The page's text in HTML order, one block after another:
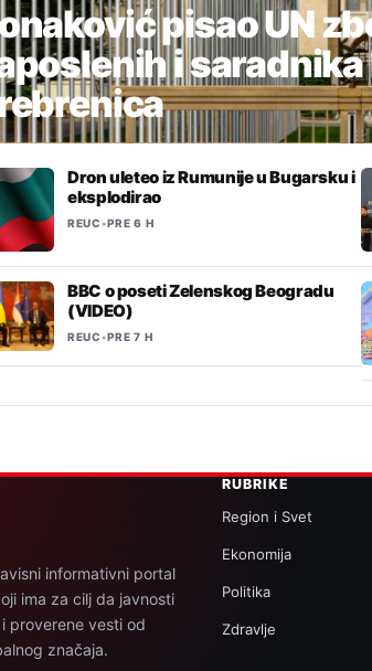
pisao UN
i
Dron uleteo iz Rumunije u Bugarsku i
eksplodirao
REUC•PRE 6 H
BBC o poseti Zelenskog Beogradu
(VIDEO)
REUC•PRE 7 H
informativni portal
ima za cilj da javnosti
proverene vesti od
značaja.
RUBRIKE
Region i Svet
Ekonomija
Politika
Zdravlje